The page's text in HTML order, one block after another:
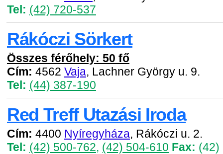
Tel: (42) 720-537
Rákóczi Sörkert
Összes férőhely: 50 fő
Cím: 4562 Vaja, Lachner György u. 9.
Tel: (44) 387-190
Red Treff Utazási Iroda
Cím: 4400 Nyíregyháza, Rákóczi u. 2.
Tel: (42) 500-762, (42) 504-610 Fax: (42)